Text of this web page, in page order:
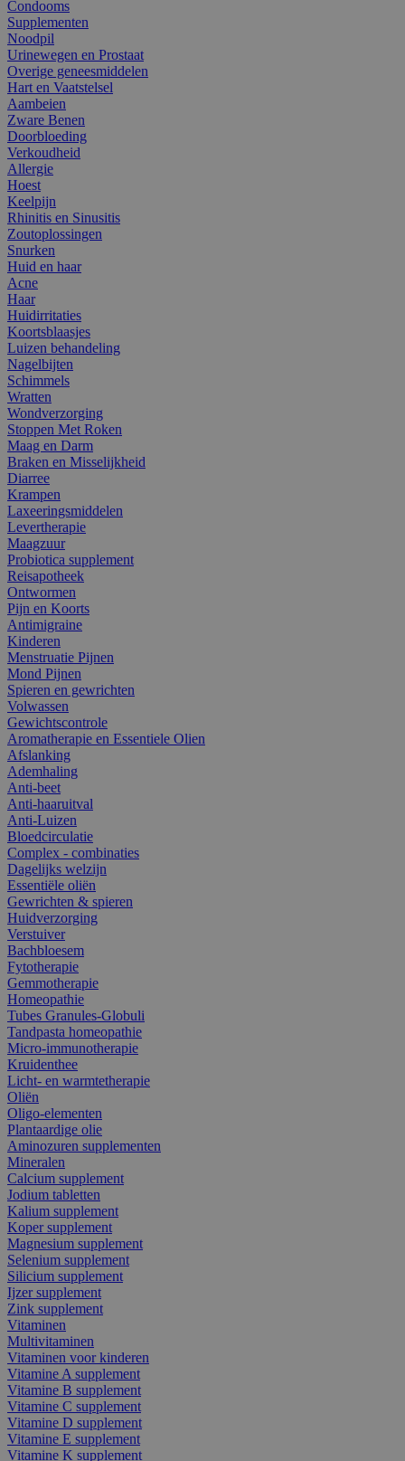
Condooms
Supplementen
Noodpil
Urinewegen en Prostaat
Overige geneesmiddelen
Hart en Vaatstelsel
Aambeien
Zware Benen
Doorbloeding
Verkoudheid
Allergie
Hoest
Keelpijn
Rhinitis en Sinusitis
Zoutoplossingen
Snurken
Huid en haar
Acne
Haar
Huidirritaties
Koortsblaasjes
Luizen behandeling
Nagelbijten
Schimmels
Wratten
Wondverzorging
Stoppen Met Roken
Maag en Darm
Braken en Misselijkheid
Diarree
Krampen
Laxeeringsmiddelen
Levertherapie
Maagzuur
Probiotica supplement
Reisapotheek
Ontwormen
Pijn en Koorts
Antimigraine
Kinderen
Menstruatie Pijnen
Mond Pijnen
Spieren en gewrichten
Volwassen
Gewichtscontrole
Aromatherapie en Essentiele Olien
Afslanking
Ademhaling
Anti-beet
Anti-haaruitval
Anti-Luizen
Bloedcirculatie
Complex - combinaties
Dagelijks welzijn
Essentiële oliën
Gewrichten & spieren
Huidverzorging
Verstuiver
Bachbloesem
Fytotherapie
Gemmotherapie
Homeopathie
Tubes Granules-Globuli
Tandpasta homeopathie
Micro-immunotherapie
Kruidenthee
Licht- en warmtetherapie
Oliën
Oligo-elementen
Plantaardige olie
Aminozuren supplementen
Mineralen
Calcium supplement
Jodium tabletten
Kalium supplement
Koper supplement
Magnesium supplement
Selenium supplement
Silicium supplement
Ijzer supplement
Zink supplement
Vitaminen
Multivitaminen
Vitaminen voor kinderen
Vitamine A supplement
Vitamine B supplement
Vitamine C supplement
Vitamine D supplement
Vitamine E supplement
Vitamine K supplement